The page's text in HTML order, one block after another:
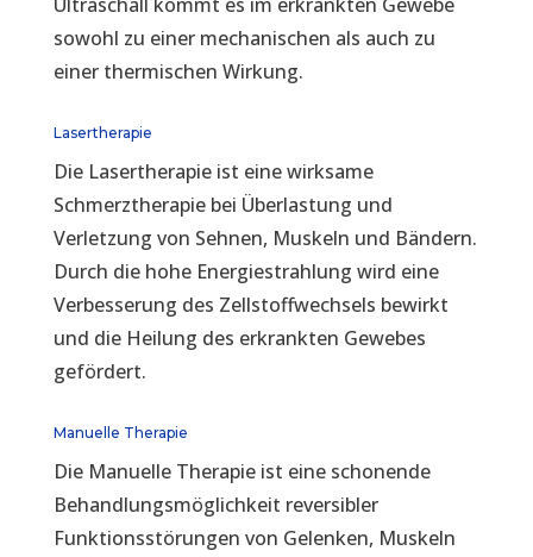
Ultraschall kommt es im erkrankten Gewebe
sowohl zu einer mechanischen als auch zu
einer thermischen Wirkung.
Lasertherapie
Die Lasertherapie ist eine wirksame
Schmerztherapie bei Überlastung und
Verletzung von Sehnen, Muskeln und Bändern.
Durch die hohe Energiestrahlung wird eine
Verbesserung des Zellstoffwechsels bewirkt
und die Heilung des erkrankten Gewebes
gefördert.
Manuelle Therapie
Die Manuelle Therapie ist eine schonende
Behandlungsmöglichkeit reversibler
Funktionsstörungen von Gelenken, Muskeln